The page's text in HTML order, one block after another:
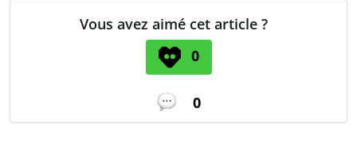
Vous avez aimé cet article ?
0
0